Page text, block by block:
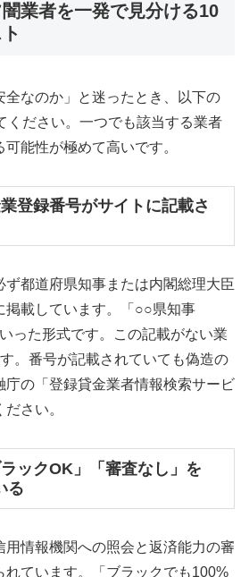
業者を一発で見分ける10
全なのか」と迷ったとき、以下の
ください。一つでも該当する業者
能性が極めて高いです。
登録番号がサイトに記載さ
ず都道府県知事または内閣総理大臣
掲載しています。「○○県知事
った形式です。この記載がない業
。番号が記載されていても偽造の
庁の「登録貸金業者情報検索サービ
さい。
ックOK」「審査なし」を
る
用情報機関への照会と返済能力の審
れています。「ブラックでも100%